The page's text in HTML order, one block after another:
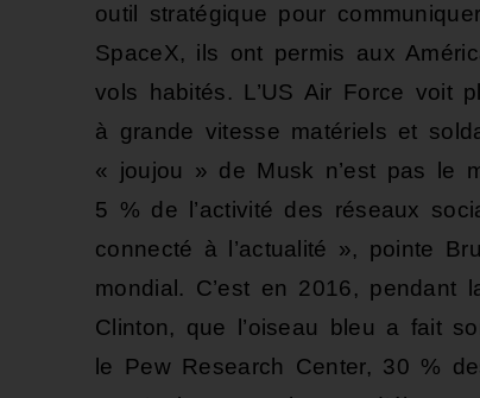
outil stratégique pour
SpaceX, ils ont permis aux
vols habités. L’US Air Force voit
à grande vitesse matériels et
« joujou » de Musk n’est pas le
5 % de l’activité des réseaux
connecté à l’actualité », pointe
mondial. C’est en 2016, pendant
Clinton, que l’oiseau bleu a fait
le Pew Research Center, 30 %